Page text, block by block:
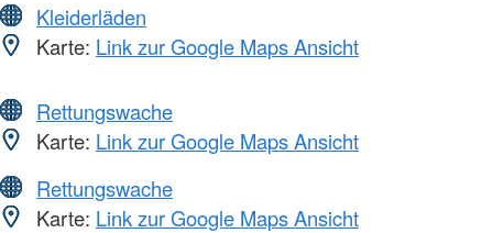
Kleiderläden
Karte: Link zur Google Maps Ansicht
Rettungswache
Karte: Link zur Google Maps Ansicht
Rettungswache
Karte: Link zur Google Maps Ansicht